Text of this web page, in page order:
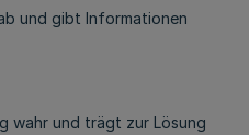
und gibt Informationen
und trägt zur Lösung